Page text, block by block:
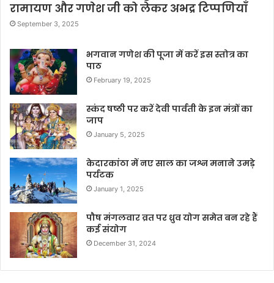
रामायण और गणेश जी को लेकर अभद्र टिप्पणियाँ
September 3, 2025
भगवान गणेश की पूजा में करें इस स्तोत्र का
पाठ
February 19, 2025
स्कंद षष्ठी पर करें देवी पार्वती के इन मंत्रों का
जाप
January 5, 2025
केदारकांठा में नए साल का जश्न मनाने उमड़े
पर्यटक
January 1, 2025
पौष मंगलवार व्रत पर ध्रुव योग समेत बन रहे हैं
कई संयोग
December 31, 2024